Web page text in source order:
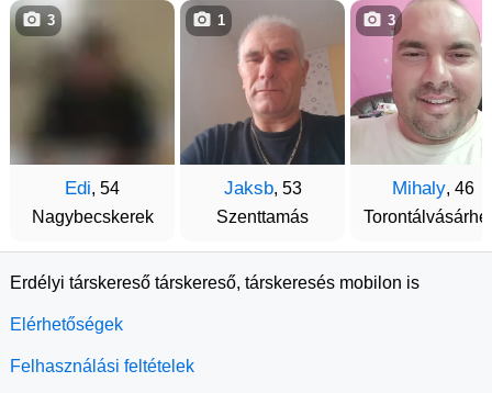
Edi, 54
Nagybecskerek
3
Jaksb, 53
Szenttamás
1
Mihaly, 46
3
Erdélyi társkereső társkereső, társkeresés mobilon is
Elérhetőségek
Felhasználási feltételek